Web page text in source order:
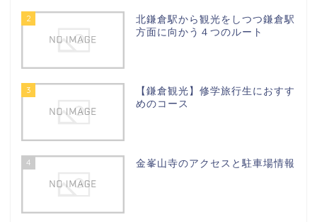
2
北鎌倉駅から観光をしつつ鎌倉駅
方面に向かう４つのルート
3
【鎌倉観光】修学旅行生におすす
めのコース
4 金峯山寺のアクセスと駐車場情報